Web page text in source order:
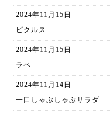
2024年11月15日
ピクルス
2024年11月15日
ラペ
2024年11月14日
一口しゃぶしゃぶサラダ